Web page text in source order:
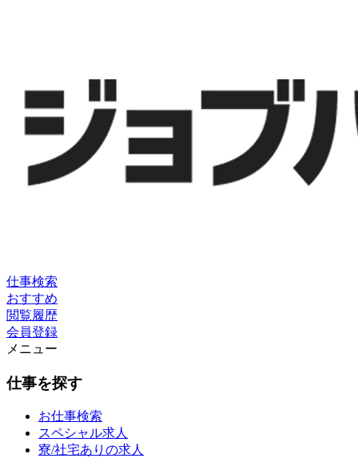
仕事検索
おすすめ
閲覧履歴
会員登録
メニュー
仕事を探す
お仕事検索
スペシャル求人
寮/社宅ありの求人